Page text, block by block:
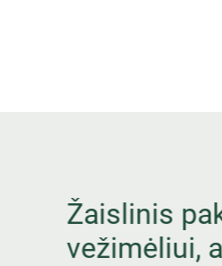
Žaislinis
vežimėliui,